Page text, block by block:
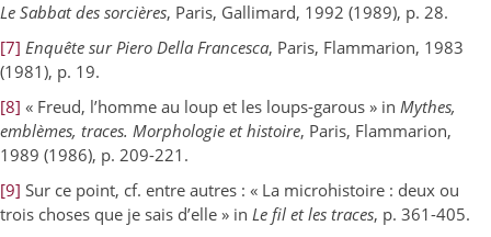
Le Sabbat des sorcières, Paris, Gallimard, 1992 (1989), p. 28.
[7] Enquête sur Piero Della Francesca, Paris, Flammarion, 1983
(1981), p. 19.
[8] « Freud, l’homme au loup et les loups-garous » in Mythes,
emblèmes, traces. Morphologie et histoire, Paris, Flammarion,
1989 (1986), p. 209-221.
[9] Sur ce point, cf. entre autres : « La microhistoire : deux ou
trois choses que je sais d’elle » in Le fil et les traces, p. 361-405.